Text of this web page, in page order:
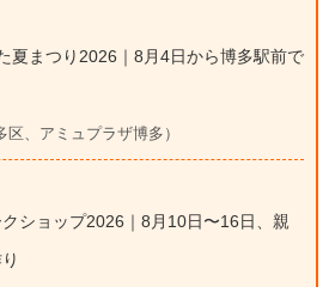
夏まつり2026｜8月4日から博多駅前で
、アミュプラザ博多）
ショップ2026｜8月10日〜16日、親